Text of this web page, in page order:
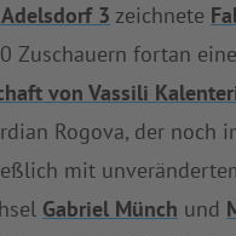
Adelsdorf 3 zeichnete
Zuschauern fortan
von Vassili
Rogova, der noch
mit
Gabriel Münch und